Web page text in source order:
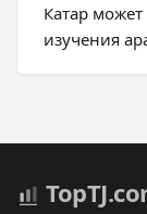
Катар
изучения
TopTJ